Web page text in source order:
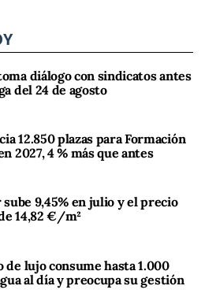
diálogo con sindicatos antes
del 24 de agosto
12.850 plazas para Formación
2027, 4 % más que antes
9,45% en julio y el precio
14,82 €/m²
lujo consume hasta 1.000
al día y preocupa su gestión